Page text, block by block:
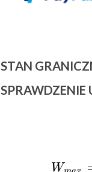
STAN
SPRAWDZENIE
W